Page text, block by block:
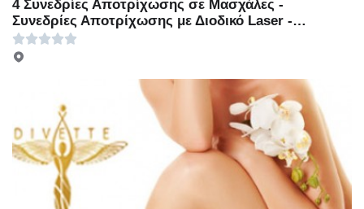
4 Συνεδρίες Αποτρίχωσης σε Μασχάλες -
Συνεδρίες Αποτρίχωσης με Διοδικό Laser -
Γλυφάδα - Μία Συνεδρία Αποτρίχωσης με Διοδικο
laser τέταρτης γενιάς σε Μασχάλες με 30€ ή 4
Μία συνεδρία Αποτρίχωσης σε Γάμπες ή Full Bikini
με 39€ ή 4 Συνεδρίες Αποτρίχωσης σε Γάμπες ή
Full Bikini με 150€ ή Μία Συνεδρία Αποτρίχωσης σε
Full Πόδια με 60€ ή 4 Συνεδρίες Αποτρίχωσης σε
Full Πόδια με 250€ (Έκπτωση 50%), Στο νέο
υπερπολυτελές και μοντέρνο χώρο του
πολυχώρου «Divette Aesthetic Medical Centre»
στην Γλυφάδα!!!